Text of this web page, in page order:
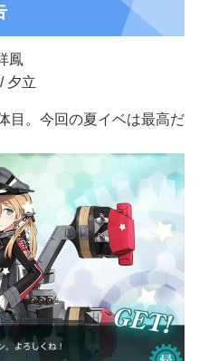
鳳
夕立
目。今回の夏イベは最高だ